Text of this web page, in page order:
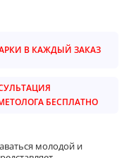
В КАЖДЫЙ ЗАКАЗ
БЕСПЛАТНО
молодой и